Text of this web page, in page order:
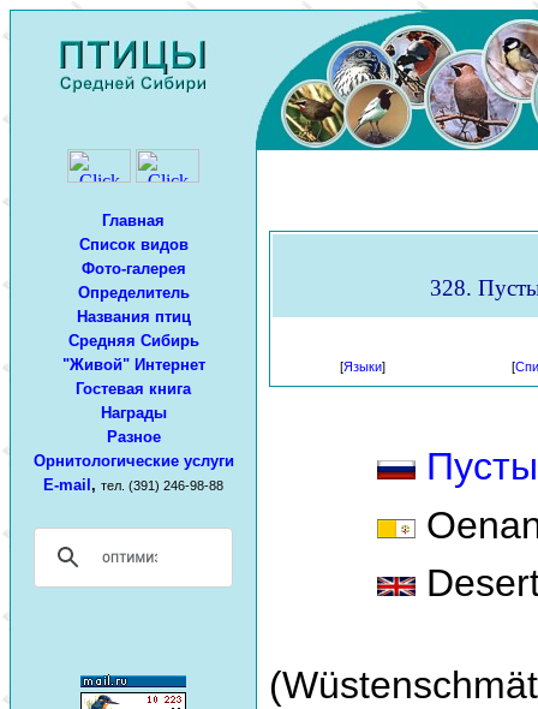
Главная
Список видов
Фото-галерея
Определитель
Названия птиц
Средняя Сибирь
"Живой" Интернет
Гостевая книга
Награды
Разное
Орнитологические услуги
E-mail , тел. (391) 246-98-88
328.
[Языки] [